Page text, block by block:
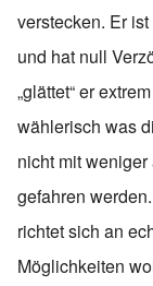
verstecken. Er
und hat null
„glättet“ er
wählerisch was
nicht mit
gefahren
richtet sich an
Möglichkeiten